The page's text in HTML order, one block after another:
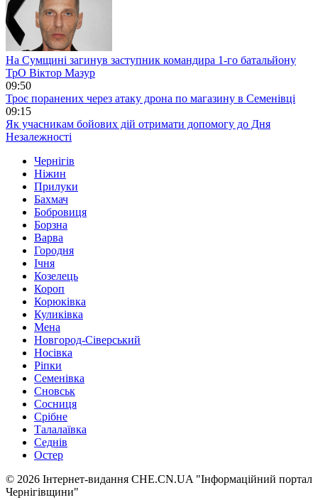
На Сумщині загинув заступник командира 1-го батальйону
ТрО Віктор Мазур
09:50
Троє поранених через атаку дрона по магазину в Семенівці
09:15
Як учасникам бойових дій отримати допомогу до Дня
Незалежності
Чернігів
Ніжин
Прилуки
Бахмач
Бобровиця
Борзна
Варва
Городня
Ічня
Козелець
Короп
Корюківка
Куликівка
Мена
Новгород-Сіверський
Носівка
Ріпки
Семенівка
Сновськ
Сосниця
Срібне
Талалаївка
Седнів
Остер
© 2026 Інтернет-видання CHE.CN.UA "Інформаційний портал
Чернiгiвщини"